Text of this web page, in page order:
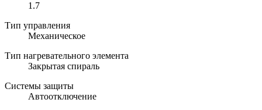
1.7
Тип управления
Механическое
Тип нагревательного элемента
Закрытая спираль
Системы защиты
Автоотключение